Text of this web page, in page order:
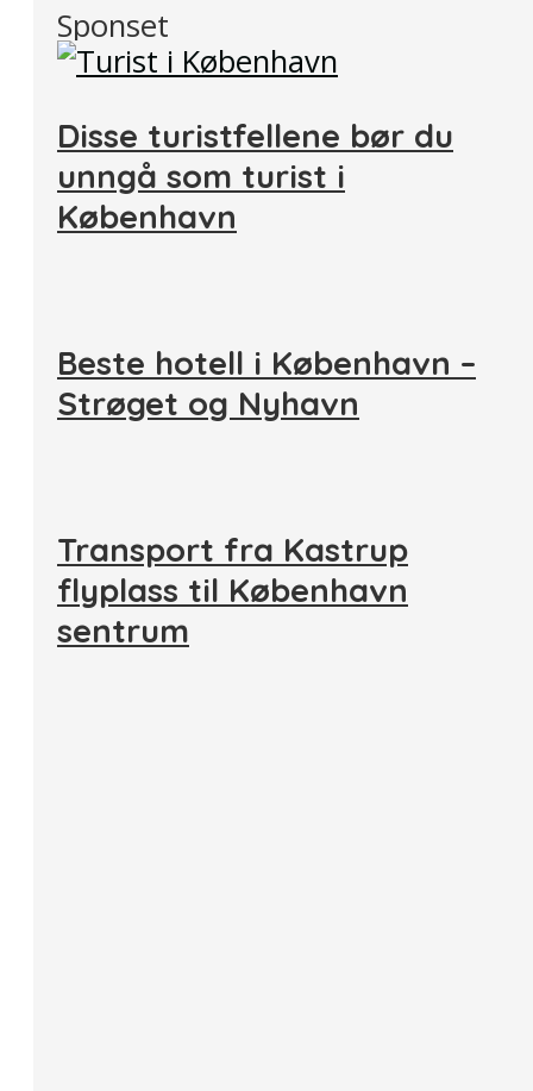
Sponset
Disse turistfellene bør du
unngå som turist i
København
Beste hotell i København –
Strøget og Nyhavn
Transport fra Kastrup
flyplass til København
sentrum